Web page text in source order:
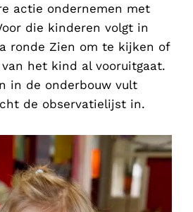
actie ondernemen met
die kinderen volgt in
ronde Zien om te kijken of
het kind al vooruitgaat.
in de onderbouw vult
de observatielijst in.